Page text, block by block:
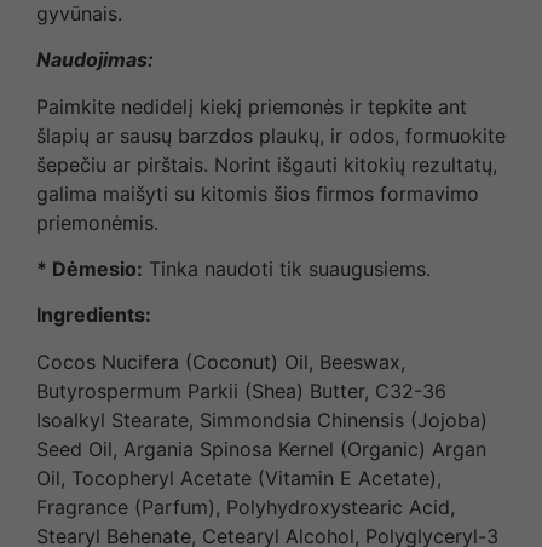
gyvūnais.
Naudojimas:
Paimkite nedidelį kiekį priemonės ir tepkite ant
šlapių ar sausų barzdos plaukų, ir odos, formuokite
šepečiu ar pirštais. Norint išgauti kitokių rezultatų,
galima maišyti su kitomis šios firmos formavimo
priemonėmis.
* Dėmesio: Tinka naudoti tik suaugusiems.
Ingredients:
Cocos Nucifera (Coconut) Oil, Beeswax,
Butyrospermum Parkii (Shea) Butter, C32-36
Isoalkyl Stearate, Simmondsia Chinensis (Jojoba)
Seed Oil, Argania Spinosa Kernel (Organic) Argan
Oil, Tocopheryl Acetate (Vitamin E Acetate),
Fragrance (Parfum), Polyhydroxystearic Acid,
Stearyl Behenate, Cetearyl Alcohol, Polyglyceryl-3